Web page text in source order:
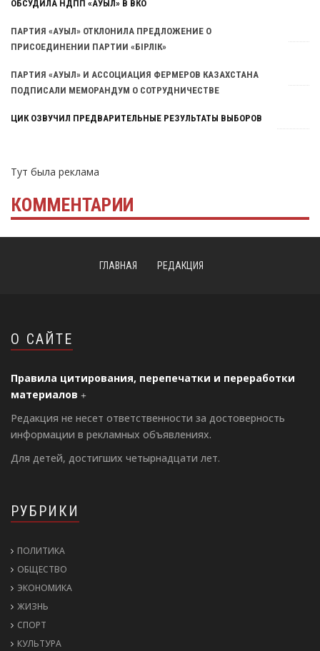
ОБСУДИЛА НДПП «АУЫЛ» В ВКО
ПАРТИЯ «АУЫЛ» ОТКЛОНИЛА ПРЕДЛОЖЕНИЕ О
ПРИСОЕДИНЕНИИ ПАРТИИ «БIРЛIК»
ПАРТИЯ «АУЫЛ» И АССОЦИАЦИЯ ФЕРМЕРОВ КАЗАХСТАНА
ПОДПИСАЛИ МЕМОРАНДУМ О СОТРУДНИЧЕСТВЕ
ЦИК ОЗВУЧИЛ ПРЕДВАРИТЕЛЬНЫЕ РЕЗУЛЬТАТЫ ВЫБОРОВ
Тут была реклама
КОММЕНТАРИИ
ГЛАВНАЯ РЕДАКЦИЯ
О САЙТЕ
Правила цитирования, перепечатки и переработки
материалов
Редакция не несет ответственности за достоверность
информации в рекламных объявлениях.
Для детей, достигших четырнадцати лет.
РУБРИКИ
ПОЛИТИКА
ОБЩЕСТВО
ЭКОНОМИКА
ЖИЗНЬ
СПОРТ
КУЛЬТУРА